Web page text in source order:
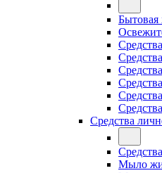
Бытовая
Средства
Мыло